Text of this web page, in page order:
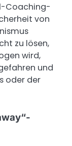
Coaching-
von
zu lösen,
wird,
und
oder der